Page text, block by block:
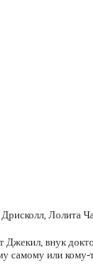
Лолита
внук
самому или